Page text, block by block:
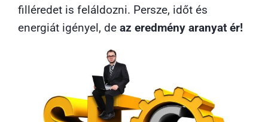
filléredet is feláldozni. Persze, időt és
energiát igényel, de az eredmény aranyat ér!